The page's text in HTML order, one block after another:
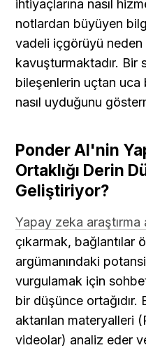
ihtiyaçlarına nasıl
notlardan büyüyen
vadeli içgörüyü neden
kavuşturmaktadır. Bir
bileşenlerin uçtan uca
nasıl uyduğunu
Ponder AI'nin
Ortaklığı Derin
Geliştiriyor?
Yapay zeka araştırma
çıkarmak, bağlantılar
argümanındaki
vurgulamak için
bir düşünce ortağıdır.
aktarılan materyalleri
videolar) analiz eder